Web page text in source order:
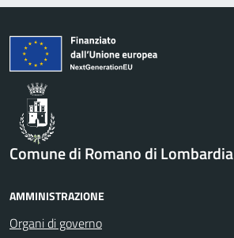
Comune di Romano di Lombardia
AMMINISTRAZIONE
Organi di governo